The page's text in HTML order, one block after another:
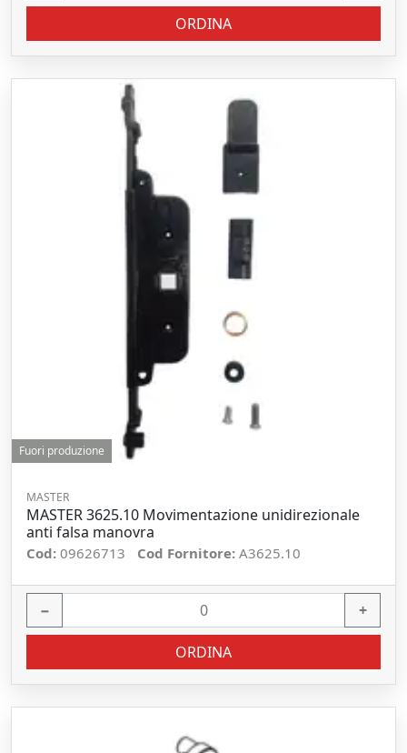
ORDINA
Fuori produzione
MASTER
MASTER 3625.10 Movimentazione unidirezionale
anti falsa manovra
Cod: 09626713 Cod Fornitore: A3625.10
− +
ORDINA